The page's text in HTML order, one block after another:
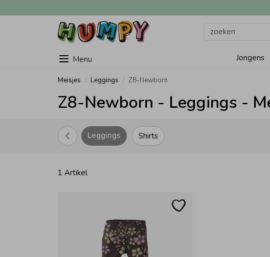
Menu Jongens
Meisjes Leggings Z8-Newborn
Z8-Newborn - Leggings -
Shirts
Leggings
1 Artikel